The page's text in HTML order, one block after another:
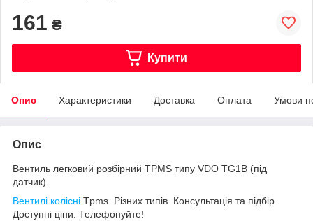
161 ₴
Купити
Опис Характеристики Доставка Оплата Умови
Опис
Вентиль легковий розбірний TPMS типу VDO TG1B (під
датчик).
Вентилі колісні Tpms. Різних типів. Консультація та підбір.
Доступні ціни. Телефонуйте!